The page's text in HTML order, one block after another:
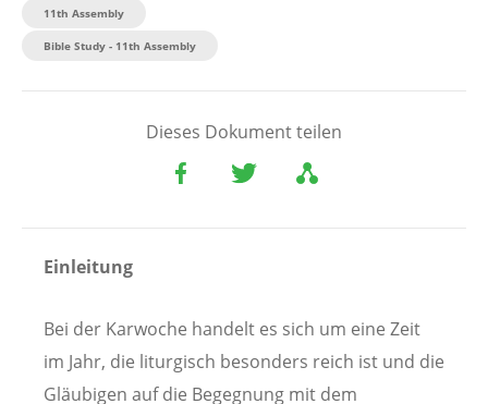
11th Assembly
Bible Study - 11th Assembly
Dieses Dokument teilen
Einleitung
Bei der Karwoche handelt es sich um eine Zeit
im Jahr, die liturgisch besonders reich ist und die
Gläubigen auf die Begegnung mit dem